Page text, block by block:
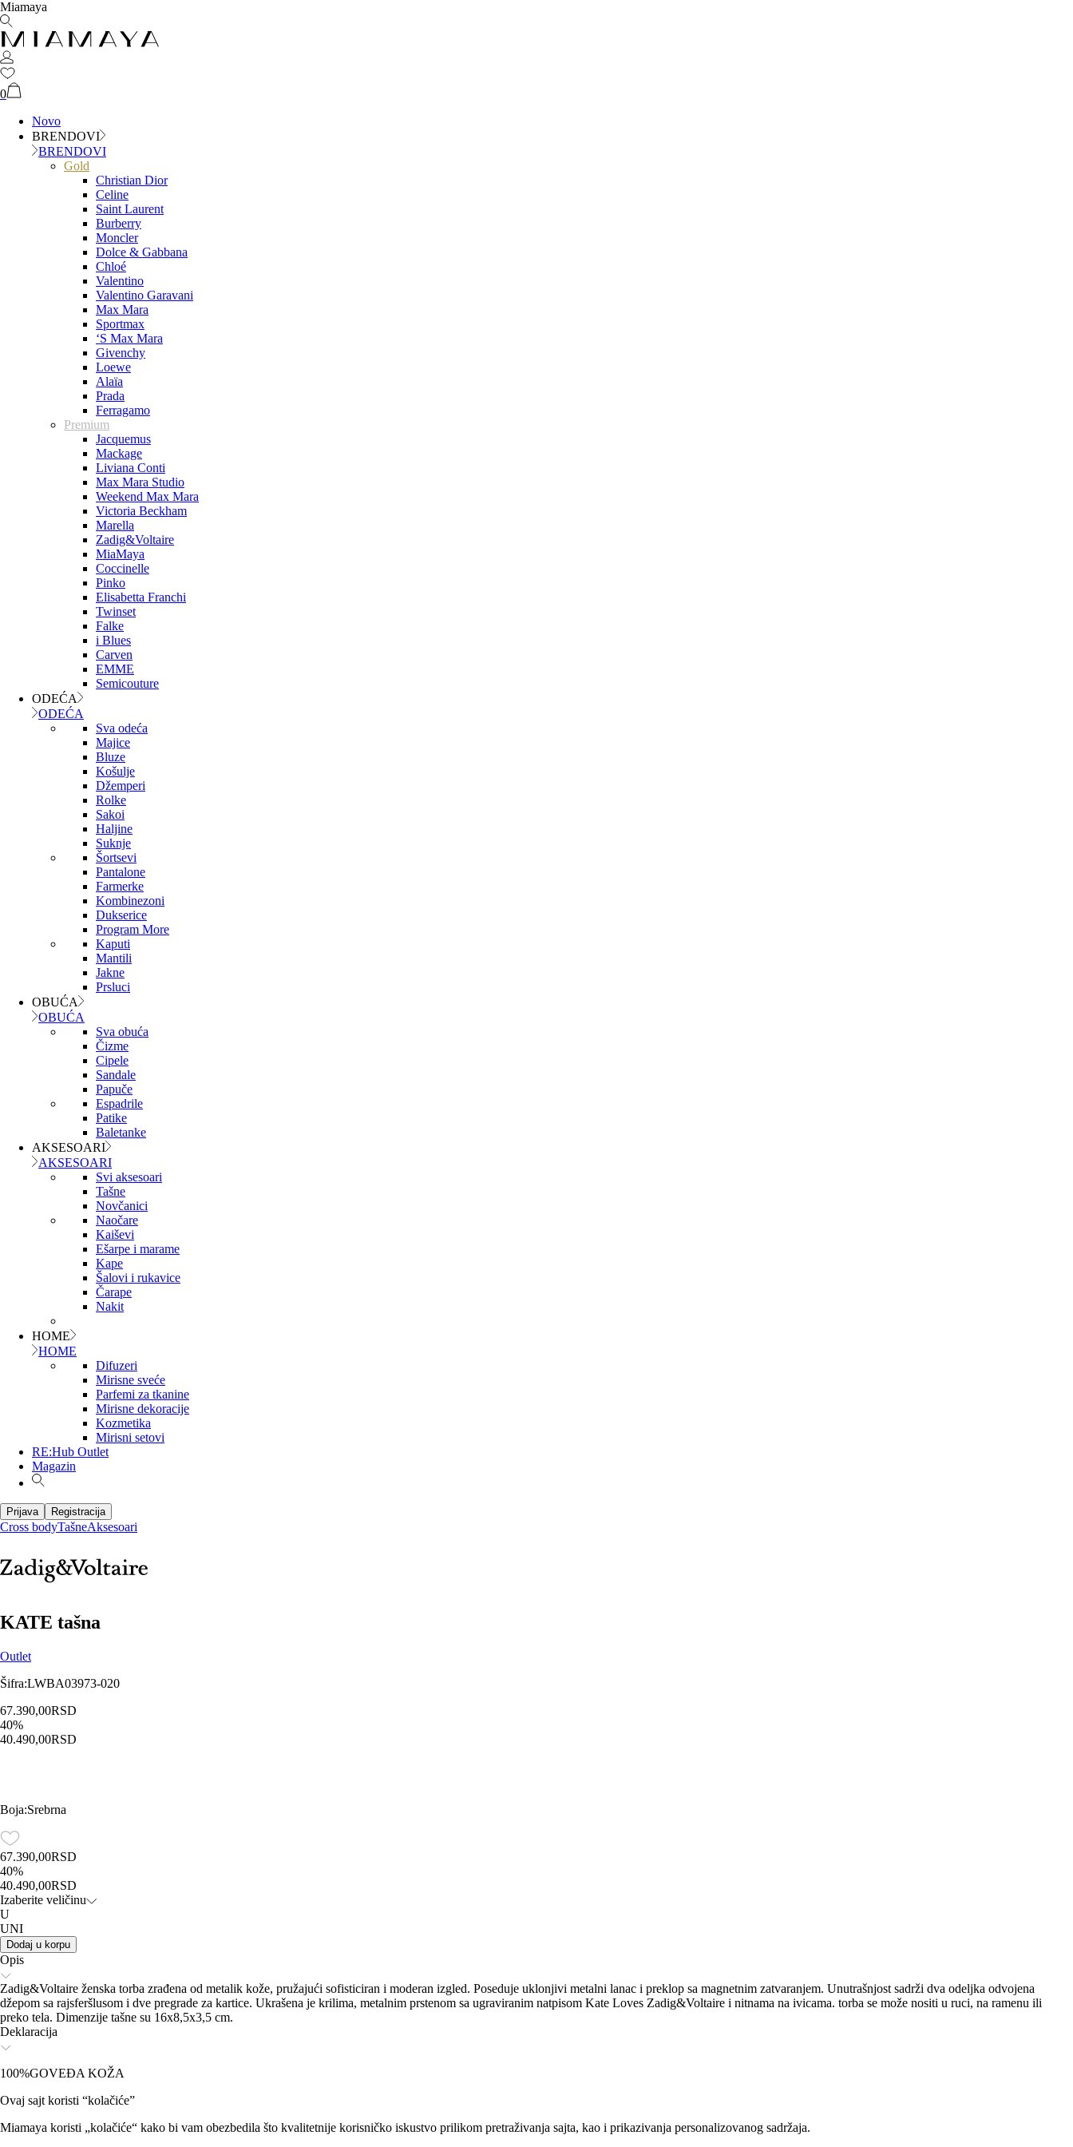
Miamaya
0
Novo
BRENDOVI
BRENDOVI
Gold
Christian Dior
Celine
Saint Laurent
Burberry
Moncler
Dolce & Gabbana
Chloé
Valentino
Valentino Garavani
Max Mara
Sportmax
‘S Max Mara
Givenchy
Loewe
Alaïa
Prada
Ferragamo
Premium
Jacquemus
Mackage
Liviana Conti
Max Mara Studio
Weekend Max Mara
Victoria Beckham
Marella
Zadig&Voltaire
MiaMaya
Coccinelle
Pinko
Elisabetta Franchi
Twinset
Falke
i Blues
Carven
EMME
Semicouture
ODEĆA
ODEĆA
Sva odeća
Majice
Bluze
Košulje
Džemperi
Rolke
Sakoi
Haljine
Suknje
Šortsevi
Pantalone
Farmerke
Kombinezoni
Dukserice
Program More
Kaputi
Mantili
Jakne
Prsluci
OBUĆA
OBUĆA
Sva obuća
Čizme
Cipele
Sandale
Papuče
Espadrile
Patike
Baletanke
AKSESOARI
AKSESOARI
Svi aksesoari
Tašne
Novčanici
Naočare
Kaiševi
Ešarpe i marame
Kape
Šalovi i rukavice
Čarape
Nakit
HOME
HOME
Difuzeri
Mirisne sveće
Parfemi za tkanine
Mirisne dekoracije
Kozmetika
Mirisni setovi
RE:Hub Outlet
Magazin
Prijava Registracija
Cross bodyTašneAksesoari
KATE tašna
Outlet
Šifra:LWBA03973-020
67.390,00RSD
40%
40.490,00RSD
Boja:Srebrna
67.390,00RSD
40%
40.490,00RSD
Izaberite veličinu
U
UNI
Dodaj u korpu
Opis
Zadig&Voltaire ženska torba zrađena od metalik kože, pružajući sofisticiran i moderan izgled. Poseduje uklonjivi metalni lanac i preklop sa magnetnim zatvaranjem. Unutrašnjost sadrži dva odeljka odvojena
džepom sa rajsferšlusom i dve pregrade za kartice. Ukrašena je krilima, metalnim prstenom sa ugraviranim natpisom Kate Loves Zadig&Voltaire i nitnama na ivicama. torba se može nositi u ruci, na ramenu ili
preko tela. Dimenzije tašne su 16x8,5x3,5 cm.
Deklaracija
100%GOVEĐA KOŽA
Ovaj sajt koristi “kolačiće”
Miamaya koristi „kolačiće“ kako bi vam obezbedila što kvalitetnije korisničko iskustvo prilikom pretraživanja sajta, kao i prikazivanja personalizovanog sadržaja.